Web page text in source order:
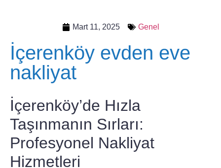
Mart 11, 2025 Genel
İçerenköy evden eve
nakliyat
İçerenköy’de Hızla
Taşınmanın Sırları:
Profesyonel Nakliyat
Hizmetleri